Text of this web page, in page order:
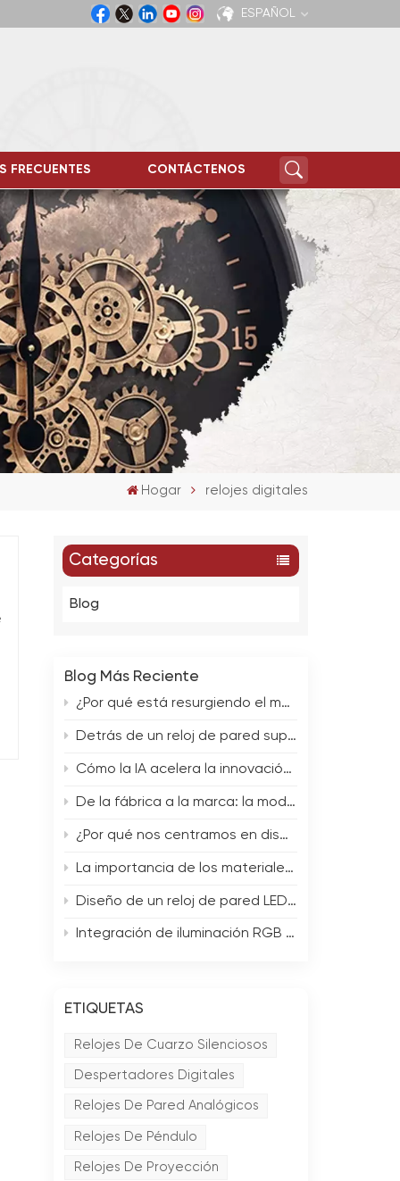
ESPAÑOL
FRECUENTES CONTÁCTENOS
Hogar relojes digitales
Categorías
Blog
Blog Más Reciente
¿Por qué está resurgiendo el mercado de relojes de pared de alta gama?
Detrás de un reloj de pared superventas: Colaboración en equipo y proceso de diseño
Cómo la IA acelera la innovación en el diseño de relojes de pared
De la fábrica a la marca: la modernización de un fabricante de relojes tradicional.
¿Por qué nos centramos en diseños originales de relojes de pared?
La importancia de los materiales: madera, metal o acrílico en el diseño de relojes modernos.
Diseño de un reloj de pared LED funcional y estético
Integración de iluminación RGB en relojes de pared digitales: consideraciones de diseño
ETIQUETAS
Relojes De Cuarzo Silenciosos
Despertadores Digitales
Relojes De Pared Analógicos
Relojes De Péndulo
Relojes De Proyección